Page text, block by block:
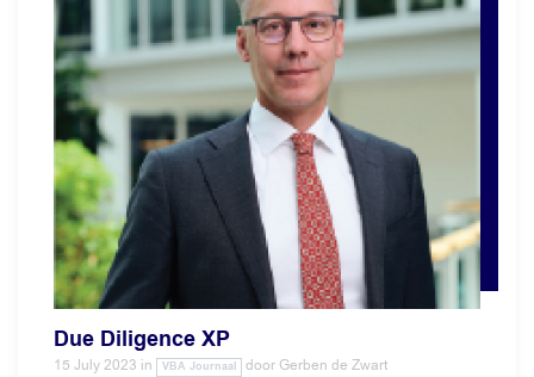
Due Diligence XP
15 July 2023 in VBA Journaal door Gerben de Zwart